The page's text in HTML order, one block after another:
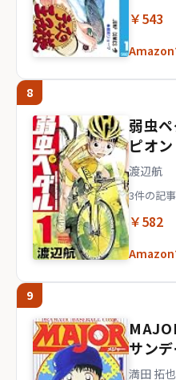
￥543
8
弱虫
ピオ
渡辺航
3件の記
￥582
9
サン
満田 拓也